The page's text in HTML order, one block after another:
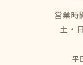
営業
土・
平